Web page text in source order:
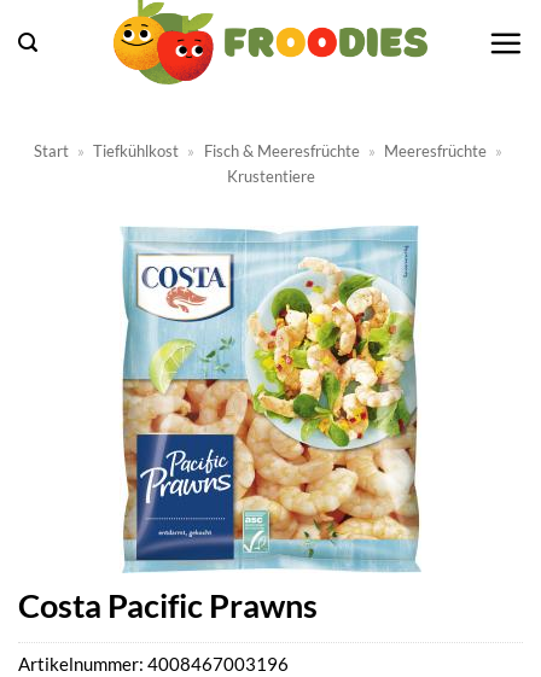
Inhalt
Start » Tiefkühlkost » Fisch & Meeresfrüchte » Meeresfrüchte »
Krustentiere
Costa Pacific Prawns
Artikelnummer: 4008467003196